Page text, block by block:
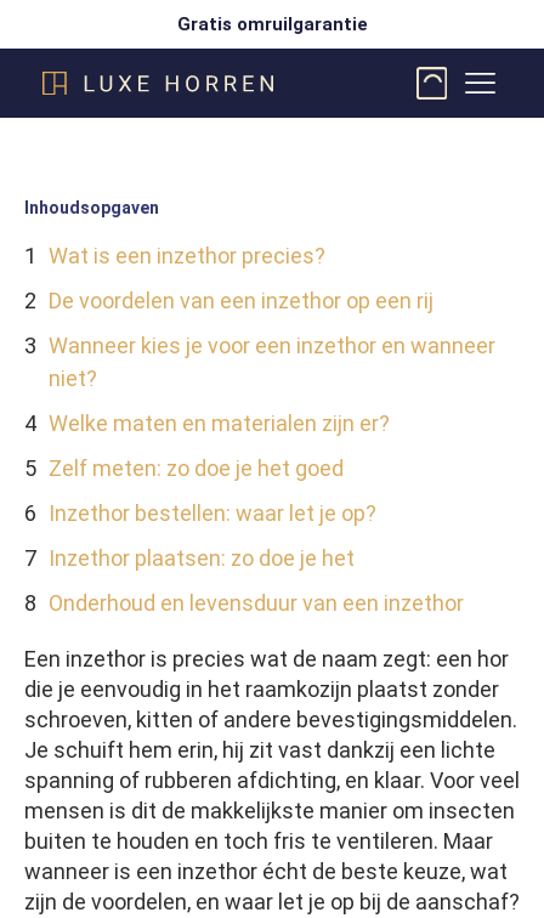
Gratis omruilgarantie
Een inzethor is precies wat de naam zegt: een hor
die je eenvoudig in het raamkozijn plaatst zonder
schroeven, kitten of andere bevestigingsmiddelen.
Je schuift hem erin, hij zit vast dankzij een lichte
spanning of rubberen afdichting, en klaar. Voor veel
mensen is dit de makkelijkste manier om insecten
buiten te houden en toch fris te ventileren. Maar
wanneer is een inzethor écht de beste keuze, wat
zijn de voordelen, en waar let je op bij de aanschaf?
Inhoudsopgaven
Wat is een inzethor precies?
De voordelen van een inzethor op een rij
Wanneer kies je voor een inzethor en wanneer
niet?
Welke maten en materialen zijn er?
Zelf meten: zo doe je het goed
Inzethor bestellen: waar let je op?
Inzethor plaatsen: zo doe je het
Onderhoud en levensduur van een inzethor